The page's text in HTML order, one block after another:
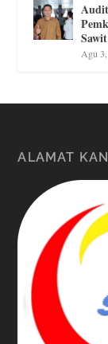
Sawit
Agu
ALAMAT